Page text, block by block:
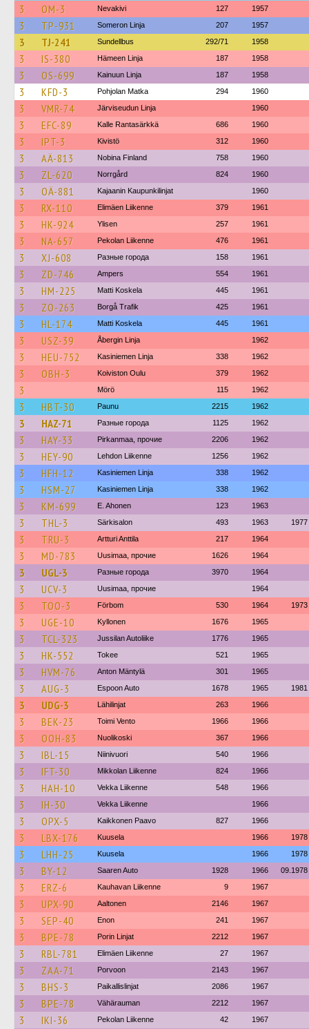
3 OM-3 Nevakivi 127 1957
3 TP-931 Someron Linja 207 1957
3 TJ-241 Sundellbus 292/71 1958
3 IS-380 Hämeen Linja 187 1958
3 OS-699 Kainuun Linja 187 1958
3 KFD-3 Pohjolan Matka 294 1960
3 VMR-74 Järviseudun Linja 1960
3 EFC-89 Kalle Rantasärkkä 686 1960
3 IPT-3 Kivistö 312 1960
3 AÄ-813 Nobina Finland 758 1960
3 ZL-620 Norrgård 824 1960
3 OÄ-881 Kajaanin Kaupunkilinjat 1960
3 RX-110 Elimäen Liikenne 379 1961
3 HK-924 Ylisen 257 1961
3 NA-657 Pekolan Liikenne 476 1961
3 XJ-608 Разные города 158 1961
3 ZD-746 Ampers 554 1961
3 HM-225 Matti Koskela 445 1961
3 ZO-263 Borgå Trafik 425 1961
3 HL-174 Matti Koskela 445 1961
3 USZ-39 Åbergin Linja 1962
3 HEU-752 Kasiniemen Linja 338 1962
3 OBH-3 Koiviston Oulu 379 1962
3 Mörö 115 1962
3 HBT-30 Paunu 2215 1962
3 HAZ-71 Разные города 1125 1962
3 HAY-33 Pirkanmaa, прочие 2206 1962
3 HEY-90 Lehdon Liikenne 1256 1962
3 HFH-12 Kasiniemen Linja 338 1962
3 HSM-27 Kasiniemen Linja 338 1962
3 KM-699 E. Ahonen 123 1963
3 THL-3 Särkisalon 493 1963 1977
3 TRU-3 Artturi Anttila 217 1964
3 MD-783 Uusimaa, прочие 1626 1964
3 UGL-3 Разные города 3970 1964
3 UCV-3 Uusimaa, прочие 1964
3 TOO-3 Förbom 530 1964 1973
3 UGE-10 Kyllonen 1676 1965
3 TCL-323 Jussilan Autoliike 1776 1965
3 HK-552 Tokee 521 1965
3 HVM-76 Anton Mäntylä 301 1965
3 AUG-3 Espoon Auto 1678 1965 1981
3 UDG-3 Lähilinjat 263 1966
3 BEK-23 Toimi Vento 1966 1966
3 OOH-83 Nuolikoski 367 1966
3 IBL-15 Niinivuori 540 1966
3 IFT-30 Mikkolan Liikenne 824 1966
3 HAH-10 Vekka Liikenne 548 1966
3 IH-30 Vekka Liikenne 1966
3 OPX-5 Kaikkonen Paavo 827 1966
3 LBX-176 Kuusela 1966 1978
3 LHH-25 Kuusela 1966 1978
3 BY-12 Saaren Auto 1928 1966 09.1978
3 ERZ-6 Kauhavan Liikenne 9 1967
3 UPX-90 Aaltonen 2146 1967
3 SEP-40 Enon 241 1967
3 BPE-78 Porin Linjat 2212 1967
3 RBL-781 Elimäen Liikenne 27 1967
3 ZAA-71 Porvoon 2143 1967
3 BHS-3 Paikallislinjat 2086 1967
3 BPE-78 Vähärauman 2212 1967
3 IKI-36 Pekolan Liikenne 42 1967